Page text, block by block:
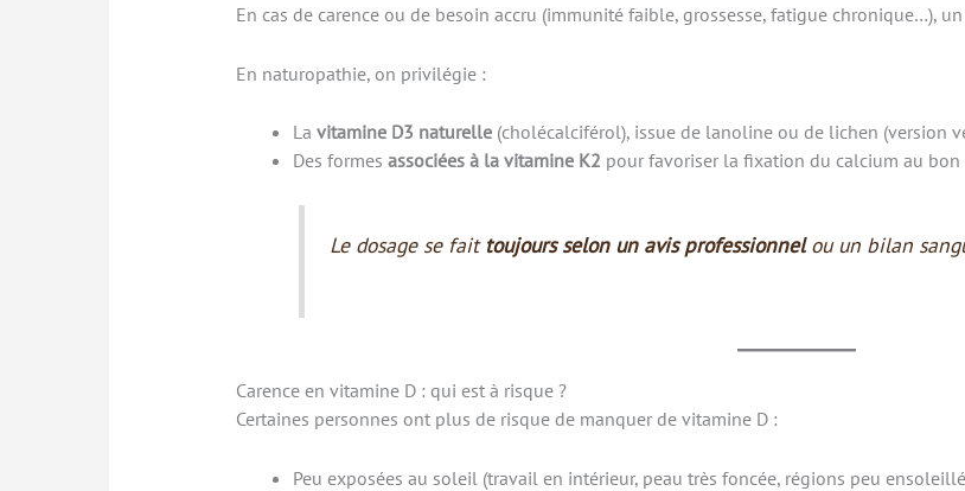
En cas de carence ou de besoin accru (immunité faible, grossesse, fatigue chronique…), un
En naturopathie, on privilégie :
La vitamine D3 naturelle(cholécalciférol), issue de lanoline ou de lichen (version
Des formes associées à la vitamine K2 pour favoriser la fixation du calcium au bon
Le dosage se fait toujours selon un avis professionnelou un bilan
Carence en vitamine D : qui est à risque ?
Certaines personnes ont plus de risque de manquer de vitamine D :
Peu exposées au soleil (travail en intérieur, peau très foncée, régions peu